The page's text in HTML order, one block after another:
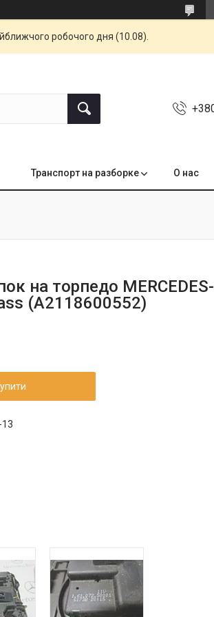
робочого дня (10.08).
Транспорт на разборке О нас
на торпедо
(A2118600552)